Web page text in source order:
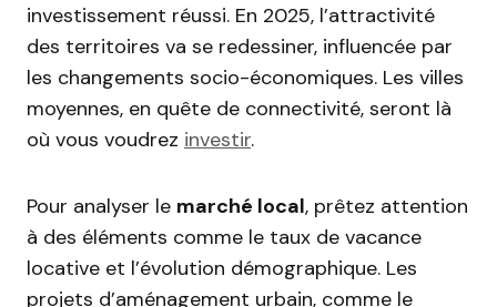
investissement réussi. En 2025, l’attractivité
des territoires va se redessiner, influencée par
les changements socio-économiques. Les villes
moyennes, en quête de connectivité, seront là
où vous voudrez investir.
Pour analyser le marché local, prêtez attention
à des éléments comme le taux de vacance
locative et l’évolution démographique. Les
projets d’aménagement urbain, comme le